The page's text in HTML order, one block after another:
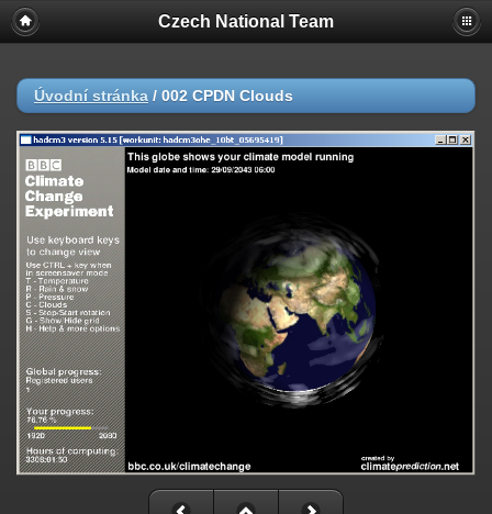
Czech National Team
Úvodní stránka / 002 CPDN Clouds